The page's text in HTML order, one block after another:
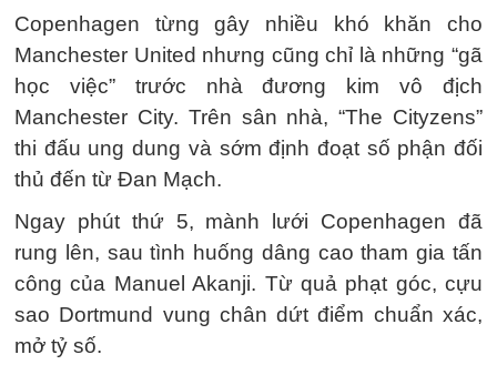
Copenhagen từng gây nhiều khó khăn cho
Manchester United nhưng cũng chỉ là những “gã
học việc” trước nhà đương kim vô địch
Manchester City. Trên sân nhà, “The Cityzens”
thi đấu ung dung và sớm định đoạt số phận đối
thủ đến từ Đan Mạch.
Ngay phút thứ 5, mành lưới Copenhagen đã
rung lên, sau tình huống dâng cao tham gia tấn
công của Manuel Akanji. Từ quả phạt góc, cựu
sao Dortmund vung chân dứt điểm chuẩn xác,
mở tỷ số.